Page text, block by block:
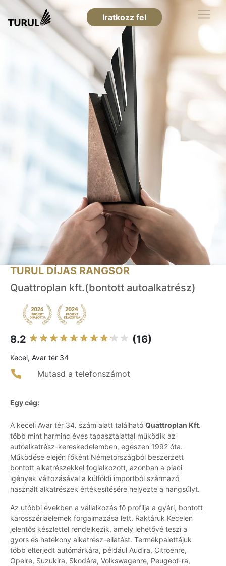
Iratkozz fel
TURUL DÍJAS RANGSOR
Quattroplan kft.(bontott autoalkatrész)
8.2 (16)
Kecel, Avar tér 34
Mutasd a telefonszámot
Egy cég:
A keceli Avar tér 34. szám alatt található Quattroplan Kft.
több mint harminc éves tapasztalattal működik az
autóalkatrész-kereskedelemben, egészen 1992 óta.
Működése elején főként Németországból beszerzett
bontott alkatrészekkel foglalkozott, azonban a piaci
igények változásával a külföldi importból származó
használt alkatrészek értékesítésére helyezte a hangsúlyt.
Az utóbbi években a vállalkozás fő profilja a gyári, bontott
karosszériaelemek forgalmazása lett. Raktáruk Kecelen
jelentős készlettel rendelkezik, amely lehetővé teszi a
gyors és hatékony alkatrész-ellátást. Termékpalettájuk
több elterjedt autómárkára, például Audira, Citroenre,
Opelre, Suzukira, Skodára, Volkswagenre, Peugeot-ra,